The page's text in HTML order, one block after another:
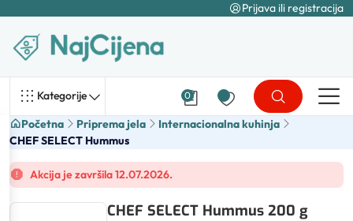
Prijava ili registracija
Kategorije 0
Početna Priprema jela
Internacionalna kuhinja
CHEF SELECT Hummus
Akcija je završila 12.07.2026.
CHEF SELECT Hummus 200 g